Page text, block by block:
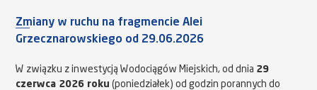
Zmiany w ruchu na fragmencie Alei
Grzecznarowskiego od 29.06.2026
W związku z inwestycją Wodociągów Miejskich, od dnia 29
czerwca 2026 roku (poniedziałek) od godzin porannych do